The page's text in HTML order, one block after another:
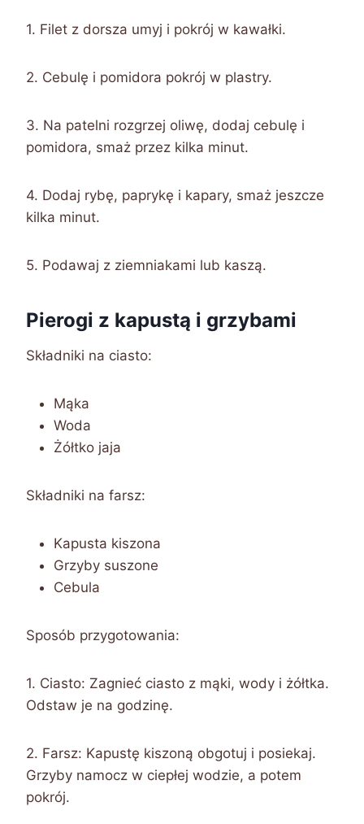
1. Filet z dorsza umyj i pokrój w kawałki.
2. Cebulę i pomidora pokrój w plastry.
3. Na patelni rozgrzej oliwę, dodaj cebulę i
pomidora, smaż przez kilka minut.
4. Dodaj rybę, paprykę i kapary, smaż jeszcze
kilka minut.
5. Podawaj z ziemniakami lub kaszą.
Pierogi z kapustą i grzybami
Składniki na ciasto:
Mąka
Woda
Żółtko jaja
Składniki na farsz:
Kapusta kiszona
Grzyby suszone
Cebula
Sposób przygotowania:
1. Ciasto: Zagnieć ciasto z mąki, wody i żółtka.
Odstaw je na godzinę.
2. Farsz: Kapustę kiszoną obgotuj i posiekaj.
Grzyby namocz w ciepłej wodzie, a potem
pokrój.